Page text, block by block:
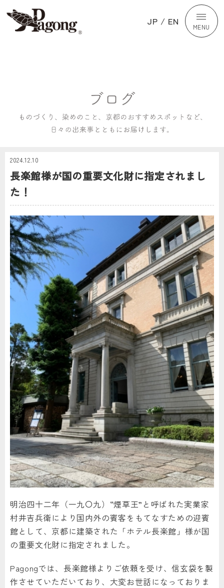
JP / EN MENU
2024.12.10
長楽館様が国の重要文化財に指定されまし
た！
明治四十二年（一九〇九）“煙草王”と呼ばれた実業家
村井吉兵衛により国内外の賓客をもてなすための迎賓
館として、京都に建築された「ホテル長楽館」様が国
の重要文化財に指定されました。
Pagongでは、長楽館様よりご依頼を受け、信玄袋を製
作させていただいており、大変お世話になっておりま